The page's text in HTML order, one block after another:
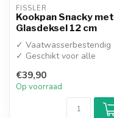
FISSLER
Kookpan Snacky met
Glasdeksel 12 cm
✓ Vaatwasserbestendig
✓ Geschikt voor alle
€39,90
Op voorraad